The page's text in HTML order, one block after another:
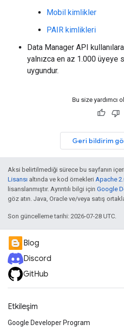
Mobil kimlikler
PAIR kimlikleri
Data Manager API
yalnızca en az 1.000 üyeye
uygundur.
Bu size yardımcı
Geri bildirim
Aksi belirtilmediği sürece bu sayfanın
Lisansı altında ve kod örnekleri Apache
lisanslanmıştır. Ayrıntılı bilgi için Google
göz atın. Java, Oracle ve/veya satış
Son güncelleme tarihi: 2026-07-28 UTC.
Blog
Discord
GitHub
Etkileşim
Google Developer Program